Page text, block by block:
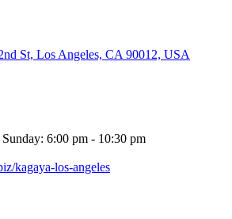
St, Los Angeles, CA 90012, USA
6:00 pm - 10:30 pm
kagaya-los-angeles